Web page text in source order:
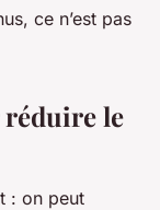
ce n’est pas
réduire le
: on peut